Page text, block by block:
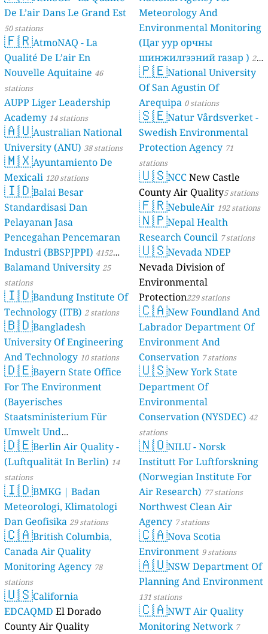
De L’air Dans Le Grand Est
50 stations
🇫🇷AtmoNAQ - La
Qualité De L’air En
Nouvelle Aquitaine 46
stations
AUPP Liger Leadership
Academy 14 stations
🇦🇺Australian National
University (ANU) 38 stations
🇲🇽Ayuntamiento De
Mexicali 120 stations
🇮🇩Balai Besar
Standardisasi Dan
Pelayanan Jasa
Pencegahan Pencemaran
Industri (BBSPJPPI) 4152
stations
Balamand University25
stations
🇮🇩Bandung Institute Of
Technology (ITB) 2 stations
🇧🇩Bangladesh
University Of Engineering
And Technology 10 stations
🇩🇪Bayern State Office
For The Environment
(Bayerisches
Staatsministerium Für
Umwelt Und
Verbraucherschutz) - LfU
46 stations
🇩🇪Berlin Air Quality -
(Luftqualität In Berlin) 14
stations
🇮🇩BMKG | Badan
Meteorologi, Klimatologi
Dan Geofisika 29 stations
🇨🇦British Columbia,
Canada Air Quality
Monitoring Agency 78
stations
🇺🇸California
EDCAQMD El Dorado
County Air Quality
Meteorology And
Environmental Monitoring
(Цаг уур орчны
шинжилгээний газар ) 21
stations
🇵🇪National University
Of San Agustin Of
Arequipa 0 stations
🇸🇪Natur Vårdsverket -
Swedish Environmental
Protection Agency 71
stations
🇺🇸NCCNew Castle
County Air Quality5 stations
🇫🇷NebuleAir 192 stations
🇳🇵Nepal Health
Research Council 7 stations
🇺🇸Nevada NDEP
Nevada Division of
Environmental
Protection229 stations
🇨🇦New Foundland And
Labrador Department Of
Environment And
Conservation 7 stations
🇺🇸New York State
Department Of
Environmental
Conservation (NYSDEC) 42
stations
🇳🇴NILU - Norsk
Institutt For Luftforskning
(Norwegian Institute For
Air Research) 77 stations
Northwest Clean Air
Agency 7 stations
🇨🇦Nova Scotia
Environment 9 stations
🇦🇺NSW Department Of
Planning And Environment
131 stations
🇨🇦NWT Air Quality
Monitoring Network 7